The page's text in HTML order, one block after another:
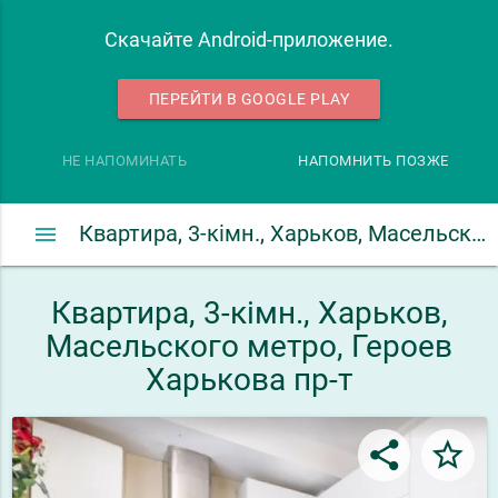
Скачайте Android-приложение.
ПЕРЕЙТИ В GOOGLE PLAY
НЕ НАПОМИНАТЬ НАПОМНИТЬ ПОЗЖЕ
Квартира, 3-кімн., Харьков, Масельского метро, Героев Харькова пр-т
menu
Квартира, 3-кімн., Харьков,
Масельского метро, Героев
Харькова пр-т
share star_border